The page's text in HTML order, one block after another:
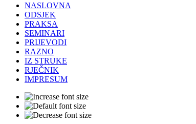
NASLOVNA
ODSJEK
PRAKSA
SEMINARI
PRIJEVODI
RAZNO
IZ STRUKE
RJEČNIK
IMPRESUM